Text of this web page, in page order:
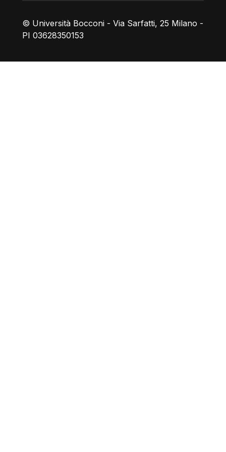
© Università Bocconi - Via Sarfatti, 25 Milano -
PI 03628350153